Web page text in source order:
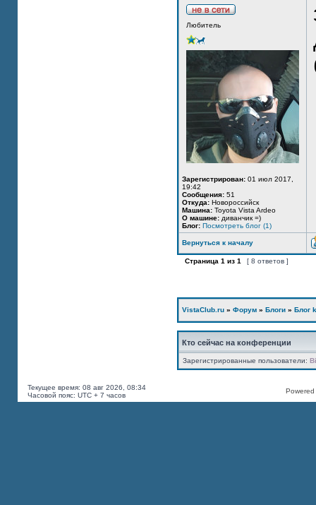
Любитель
Зарегистрирован: 01 июл 2017,
19:42
Сообщения: 51
Откуда: Новороссийск
Машина: Toyota Vista Ardeo
О машине: диванчик =)
Блог: Посмотреть блог (1)
Вернуться к началу
Страница 1 из 1 [ 8 ответов ]
VistaClub.ru » Форум » Блоги » Блог
Кто сейчас на конференции
Зарегистрированные пользователи:
Текущее время: 08 авг 2026, 08:34
Часовой пояс: UTC + 7 часов